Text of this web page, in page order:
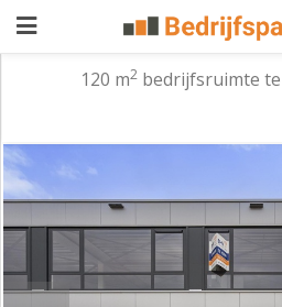
aanbieden
zoeken
Waarom
adverteren
Premium
120 m2bedrijfsruimte